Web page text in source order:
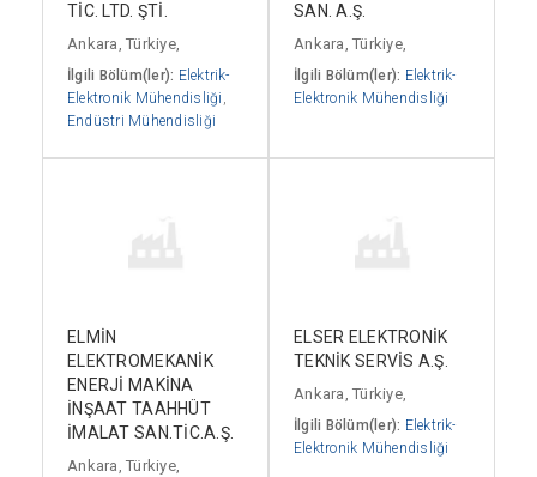
TİC. LTD. ŞTİ.
Ankara, Türkiye,
İlgili Bölüm(ler): Elektrik-
Elektronik Mühendisliği ,
Endüstri Mühendisliği
SAN. A.Ş.
Ankara, Türkiye,
İlgili Bölüm(ler): Elektrik-
Elektronik Mühendisliği
ELMİN
ELEKTROMEKANİK
ENERJİ MAKİNA
İNŞAAT TAAHHÜT
İMALAT SAN.TİC.A.Ş.
Ankara, Türkiye,
ELSER ELEKTRONİK
TEKNİK SERVİS A.Ş.
Ankara, Türkiye,
İlgili Bölüm(ler): Elektrik-
Elektronik Mühendisliği